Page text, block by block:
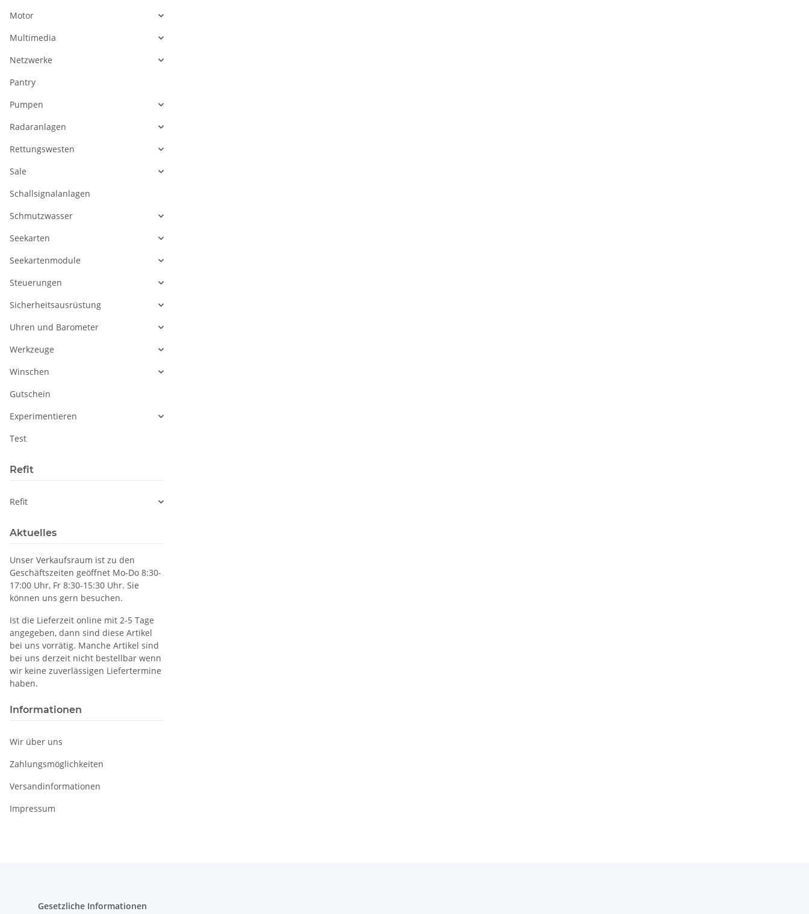
Motor
Multimedia
Netzwerke
Pantry
Pumpen
Radaranlagen
Rettungswesten
Sale
Schallsignalanlagen
Schmutzwasser
Seekarten
Seekartenmodule
Steuerungen
Sicherheitsausrüstung
Uhren und Barometer
Werkzeuge
Winschen
Gutschein
Experimentieren
Test
Refit
Refit
Aktuelles
Unser Verkaufsraum ist zu den
Geschäftszeiten geöffnet Mo-Do 8:30-
17:00 Uhr, Fr 8:30-15:30 Uhr. Sie
können uns gern besuchen.
Ist die Lieferzeit online mit 2-5 Tage
angegeben, dann sind diese Artikel
bei uns vorrätig. Manche Artikel sind
bei uns derzeit nicht bestellbar wenn
wir keine zuverlässigen Liefertermine
haben.
Informationen
Wir über uns
Zahlungsmöglichkeiten
Versandinformationen
Impressum
Gesetzliche Informationen